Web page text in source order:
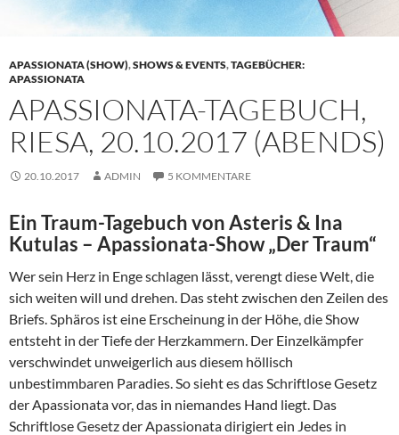
APASSIONATA (SHOW),SHOWS & EVENTS,TAGEBÜCHER:
APASSIONATA
APASSIONATA-TAGEBUCH,
RIESA, 20.10.2017 (ABENDS)
20.10.2017 ADMIN 5 KOMMENTARE
Ein Traum-Tagebuch von Asteris & Ina
Kutulas – Apassionata-Show „Der Traum“
Wer sein Herz in Enge schlagen lässt, verengt diese Welt, die
sich weiten will und drehen. Das steht zwischen den Zeilen des
Briefs. Sphäros ist eine Erscheinung in der Höhe, die Show
entsteht in der Tiefe der Herzkammern. Der Einzelkämpfer
verschwindet unweigerlich aus diesem höllisch
unbestimmbaren Paradies. So sieht es das Schriftlose Gesetz
der Apassionata vor, das in niemandes Hand liegt. Das
Schriftlose Gesetz der Apassionata dirigiert ein Jedes in